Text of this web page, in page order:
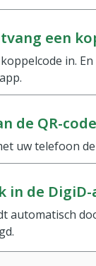
een
in.
de QR-code
uw telefoon
in de
automatisch